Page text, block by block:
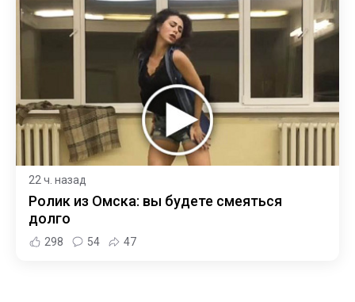
22 ч. назад
Ролик из Омска: вы будете смеяться
долго
298 54 47